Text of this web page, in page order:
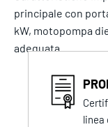
principale con
kW, motopompa
adeguata.
linea